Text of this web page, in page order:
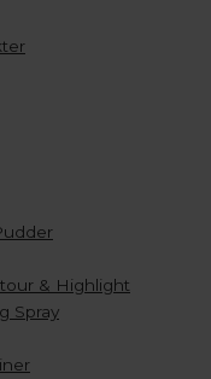
& Highlight
Spray